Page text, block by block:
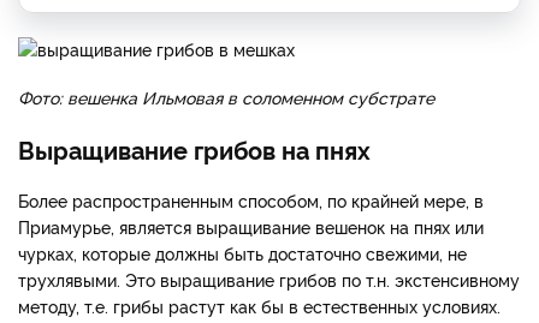
Фото: вешенка Ильмовая в соломенном субстрате
Выращивание грибов на пнях
Более распространенным способом, по крайней мере, в
Приамурье, является выращивание вешенок на пнях или
чурках, которые должны быть достаточно свежими, не
трухлявыми. Это выращивание грибов по т.н. экстенсивному
методу, т.е. грибы растут как бы в естественных условиях.